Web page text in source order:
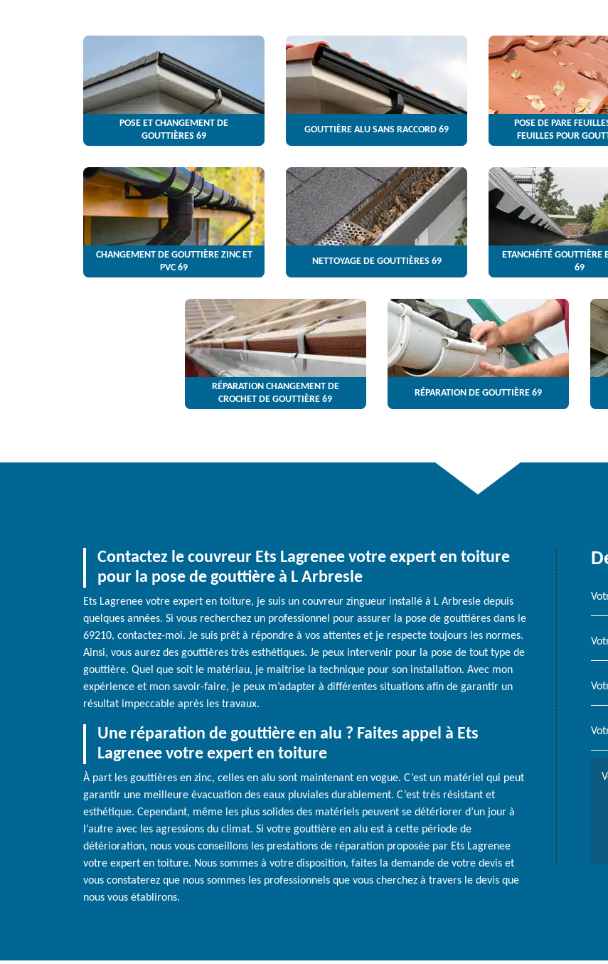
POSE ET CHANGEMENT DE
GOUTTIÈRES 69
GOUTTIÈRE ALU SANS RACCORD 69
POSE DE PARE
FEUILLES POUR
CHANGEMENT DE GOUTTIÈRE ZINC ET
PVC 69
NETTOYAGE DE GOUTTIÈRES 69
ETANCHÉITÉ GOUTTIÈRE
69
RÉPARATION CHANGEMENT DE
CROCHET DE GOUTTIÈRE 69
RÉPARATION DE GOUTTIÈRE 69
Contactez le couvreur Ets Lagrenee votre expert en toiture
pour la pose de gouttière à L Arbresle
Ets Lagrenee votre expert en toiture, je suis un couvreur zingueur installé à L Arbresle depuis
quelques années. Si vous recherchez un professionnel pour assurer la pose de gouttières dans le
69210, contactez-moi. Je suis prêt à répondre à vos attentes et je respecte toujours les normes.
Ainsi, vous aurez des gouttières très esthétiques. Je peux intervenir pour la pose de tout type de
gouttière. Quel que soit le matériau, je maitrise la technique pour son installation. Avec mon
expérience et mon savoir-faire, je peux m’adapter à différentes situations afin de garantir un
résultat impeccable après les travaux.
Une réparation de gouttière en alu ? Faites appel à Ets
Lagrenee votre expert en toiture
À part les gouttières en zinc, celles en alu sont maintenant en vogue. C’est un matériel qui peut
garantir une meilleure évacuation des eaux pluviales durablement. C’est très résistant et
esthétique. Cependant, même les plus solides des matériels peuvent se détériorer d’un jour à
l’autre avec les agressions du climat. Si votre gouttière en alu est à cette période de
détérioration, nous vous conseillons les prestations de réparation proposée par Ets Lagrenee
votre expert en toiture. Nous sommes à votre disposition, faites la demande de votre devis et
vous constaterez que nous sommes les professionnels que vous cherchez à travers le devis que
nous vous établirons.